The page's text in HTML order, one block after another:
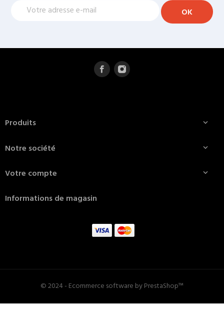
Produits 
Notre société 
Votre compte 
Informations de magasin
© 2024 - Ecommerce software by PrestaShop™